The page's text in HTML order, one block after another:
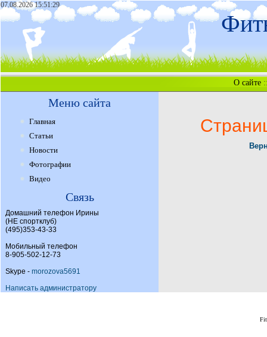
07.08.2026 15:51:29
О сайте
Меню сайта
Главная
Статьи
Новости
Фотографии
Видео
Связь
Домашний телефон Ирины
(НЕ спортклуб)
(495)353-43-33
Мобильный телефон
8-905-502-12-73
Skype - morozova5691
Написать администратору